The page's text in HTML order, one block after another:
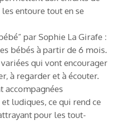
entoure tout en se
par Sophie La Girafe :
bébés à partir de 6 mois.
qui vont encourager
à regarder et à écouter.
accompagnées
ludiques, ce qui rend ce
pour les tout-